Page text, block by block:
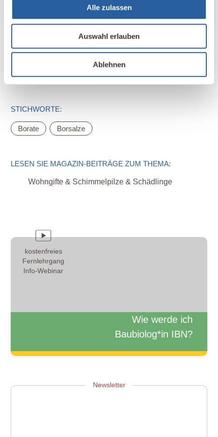
Alle zulassen
Auswahl erlauben
Ablehnen
STICHWORTE:
Borate , Borsalze
LESEN SIE MAGAZIN-BEITRÄGE ZUM THEMA:
Wohngifte & Schimmelpilze & Schädlinge
kostenfreies
Fernlehrgang
Info-Webinar
Wie werde ich
Baubiolog*in IBN?
Newsletter